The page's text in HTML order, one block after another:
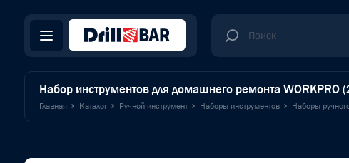
Набор инструментов для домашнего ремонта WORKPRO
Главная Каталог Ручной инструмент Наборы инструментов Наборы